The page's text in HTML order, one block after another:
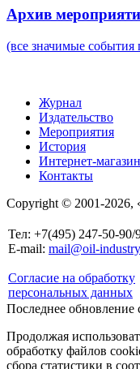
Архив
(все значимые
Журнал
Издательство
Мероприятия
История
Интернет-магазин
Контакты
Copyright © 2001-2026,
Тел: +7(495) 247-50-90/
E-mail: mail@oil-
Согласие на обработку
персональных данных
Последнее обновление
Продолжая
обработку файлов
сбора статистики в